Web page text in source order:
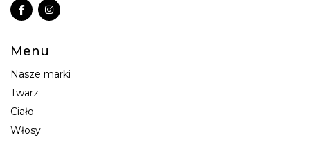
Menu
Nasze marki
Twarz
Ciało
Włosy